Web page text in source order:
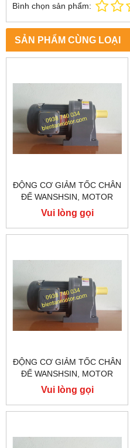
Bình chọn sản phẩm:
SẢN PHẨM CÙNG LOẠI
ĐỘNG CƠ GIẢM TỐC CHÂN
ĐẾ WANSHSIN, MOTOR
GIẢM TỐC WANSHSIN
200W GH28-200-150S
Vui lòng gọi
ĐỘNG CƠ GIẢM TỐC CHÂN
ĐẾ WANSHSIN, MOTOR
GIẢM TỐC WANSHSIN
200W GH28-200-100S
Vui lòng gọi